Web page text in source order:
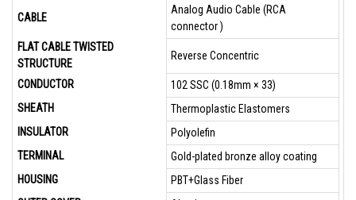
CABLE
Analog Audio Cable (RCA
connector )
FLAT CABLE TWISTED
STRUCTURE
Reverse Concentric
CONDUCTOR
102 SSC (0.18mm × 33)
SHEATH
Thermoplastic Elastomers
INSULATOR
Polyolefin
TERMINAL
Gold-plated bronze alloy coating
HOUSING
PBT+Glass Fiber